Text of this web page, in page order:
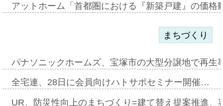
アットホーム「首都圏における『新築戸建』の価
まちづくり
パナソニックホームズ、宝塚市の大型分譲地で再
全宅連、28日に会員向けハトサポセミナー開催…
UR、防災性向上のまちづくり=建て替え提案推進